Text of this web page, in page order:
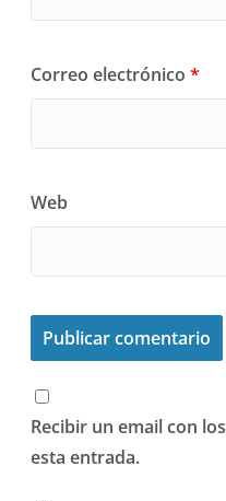
Correo electrónico*
Web
Recibir un email con
esta entrada.